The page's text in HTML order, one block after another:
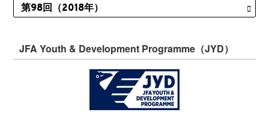
JFA Youth & Development Programme（JYD）